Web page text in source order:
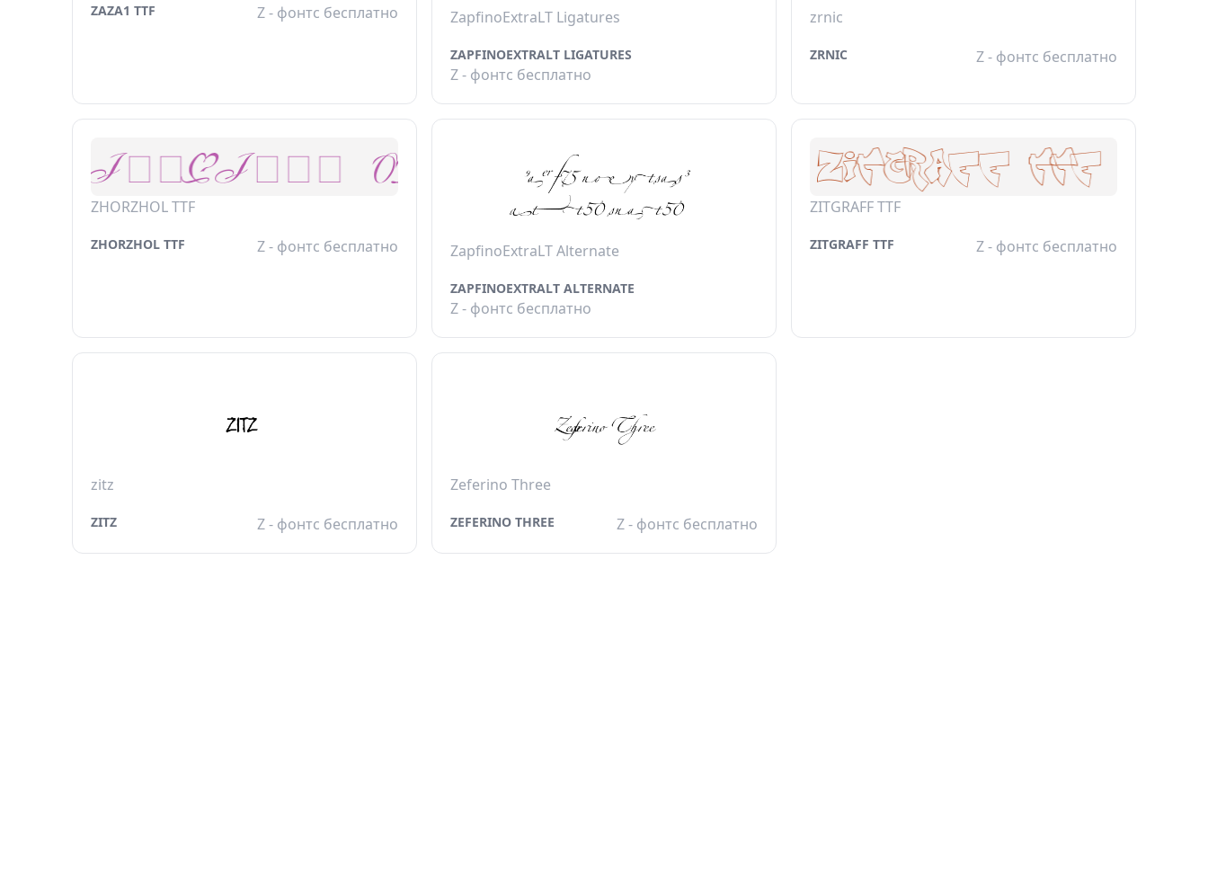
ZAZA1 TTF Z - фонтс бесплатно ZapfinoExtraLT Ligatures
ZAPFINOEXTRALT LIGATURES
Z - фонтс бесплатно
zrnic
ZRNIC Z - фонтс бесплатно
ZHORZHOL TTF
ZHORZHOL TTF Z - фонтс бесплатно ZapfinoExtraLT Alternate
ZAPFINOEXTRALT ALTERNATE
Z - фонтс бесплатно
ZITGRAFF TTF
ZITGRAFF TTF Z - фонтс бесплатно
zitz
ZITZ Z - фонтс бесплатно
Zeferino Three
ZEFERINO THREE Z - фонтс бесплатно